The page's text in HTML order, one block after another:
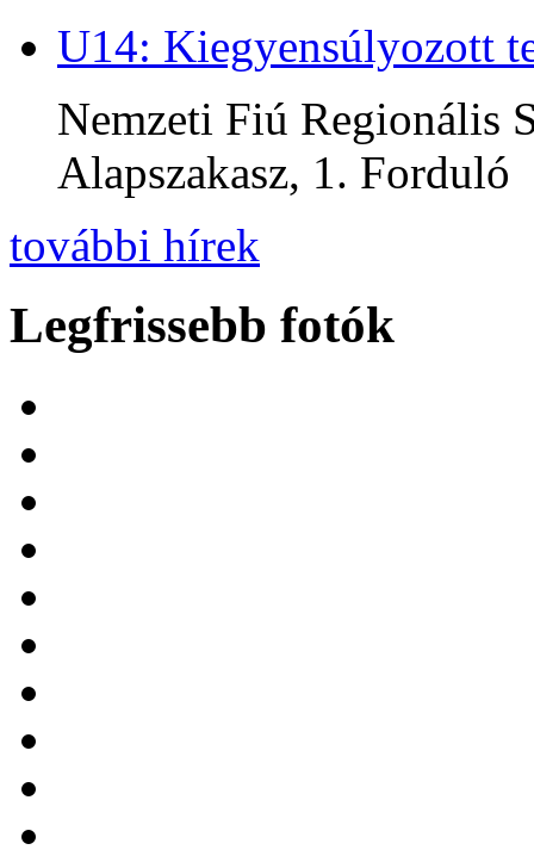
U14: Kiegyensúlyozott
Nemzeti Fiú Regionális
Alapszakasz, 1. Forduló
további hírek
Legfrissebb fotók